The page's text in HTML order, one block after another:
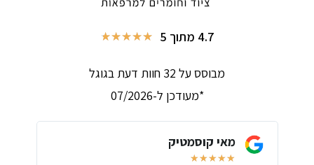
4.7 מתוך 5 ★
★
★
★
★
מבוסס על 32 חוות דעת בגוגל
*מעודכן ל-07/2026
מאי קוסמטיק
★
★
★
★
★